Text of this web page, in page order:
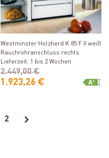
Produkt ansehen
Westminster Holzherd K 85 F II weiß
Rauchrohranschluss rechts
Lieferzeit: 1 bis 2 Wochen
1.923,26 €
2.449,00 €
2